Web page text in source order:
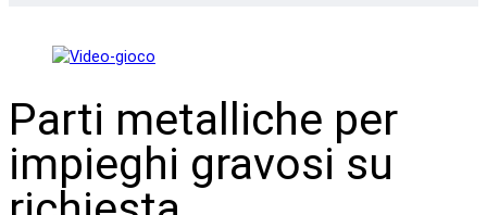
Parti metalliche per
impieghi gravosi su